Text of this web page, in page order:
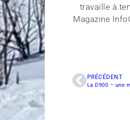
travaille à
Magazine
PRÉCÉDENT
La D900 – une